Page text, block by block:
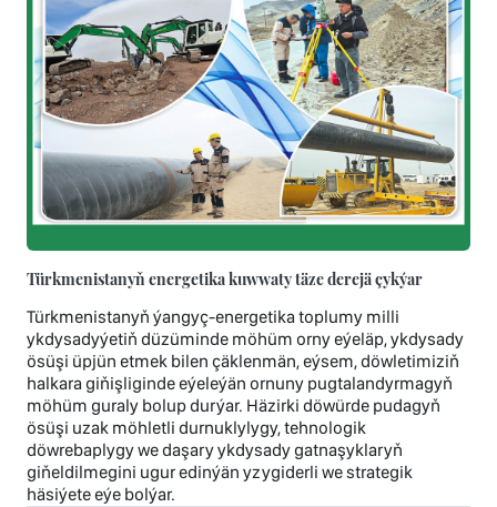
Türkmenistanyň energetika kuwwaty täze derejä çykýar
Türkmenistanyň ýangyç-energetika toplumy milli
ykdysadyýetiň düzüminde möhüm orny eýeläp, ykdysady
ösüşi üpjün etmek bilen çäklenmän, eýsem, döwletimiziň
halkara giňişliginde eýeleýän ornuny pugtalandyrmagyň
möhüm guraly bolup durýar. Häzirki döwürde pudagyň
ösüşi uzak möhletli durnuklylygy, tehnologik
döwrebaplygy we daşary ykdysady gatnaşyklaryň
giňeldilmegini ugur edinýän yzygiderli we strategik
häsiýete eýe bolýar.